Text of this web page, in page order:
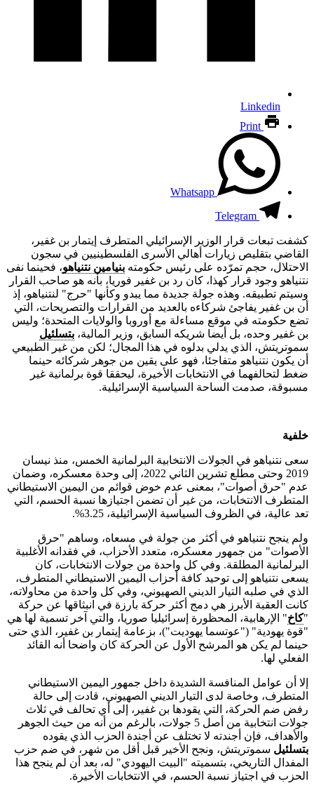
Linkedin
Print
Whatsapp
Telegram
كشفت تبعات قرار الوزير الإسرائيلي المتطرف إيتمار بن غفير،
القاضي بتقليص زيارات أهالي الأسرى الفلسطينيين في سجون
الاحتلال، حجم تمرّده على رئيس حكومته بنيامين نتنياهو، فحينما نفى
نتنياهو وجود قرار كهذا، كان رد بن غفير فوريا، بأنه هو صاحب القرار
وسيتم تطبيقه. وهذه جولة جديدة مما يبدو وكأنها "حرج" لنتنياهو، إذ
أن بن غفير يفاجئ شركاءه بالعديد من القرارات والتصريحات، التي
تضع حكومته في موقع مساءلة مع أوروبا والولايات المتحدة؛ وليس
بن غفير وحده، بل أيضا شريكه السابق، وزير المالية، بتسلئيل
سموتريتش، الذي يدلي بدلوه في هذا المجال؛ لكن من غير الطبيعي
أن يكون نتنياهو متفاجئا، فهو على يقين من جوهر شركائه حينما
ضغط لتحالفهما في الانتخابات الأخيرة، ليحققا قوة برلمانية غير
مسبوقة، صدمت الساحة السياسية الإسرائيلية.
خلفية
سعى نتنياهو في الجولات الانتخابية البرلمانية الخمس، منذ نيسان
2019 وحتى مطلع تشرين الثاني 2022، إلى وحدة معسكره، وضمان
عدم "حرق أصوات"، بمعنى عدم خوض قوائم من اليمين الاستيطاني
المتطرف الانتخابات، من غير أن تضمن اجتيازها نسبة الحسم، التي
تعد عالية، في الظروف السياسية الإسرائيلية، 3.25%.
ولم ينجح نتنياهو في أكثر من جولة في مسعاه، وساهم "حرق
الأصوات" من جمهور معسكره، متعدد الأحزاب، في فقدانه الأغلبية
البرلمانية المطلقة. وفي كل واحدة من جولات الانتخابات، كان
يسعى نتنياهو إلى توحيد كافة أحزاب اليمين الاستيطاني المتطرف،
الذي في صلبه التيار الديني الصهيوني، وفي كل واحدة من محاولاته،
كانت العقبة الأبرز هي دمج أكثر حركة بارزة في انبثاقها عن حركة
"كاخ" الإرهابية، المحظورة إسرائيليا صوريا، والتي آخر تسمية لها هي
"قوة يهودية" ("عوتسما يهوديت")، بزعامة إيتمار بن غفير، الذي حتى
حينما لم يكن هو المرشح الأول عن الحركة كان واضحا أنه القائد
الفعلي لها.
إلا أن عوامل المنافسة الشديدة داخل جمهور اليمين الاستيطاني
المتطرف، وخاصة لدى التيار الديني الصهيوني، قادت إلى حالة
رفض ضم الحركة، التي يقودها بن غفير، إلى أي تحالف في ثلاث
جولات انتخابية من أصل 5 جولات، بالرغم من أنه من حيث الجوهر
والأهداف، فإن أجندته لا تختلف عن أجندة الحزب الذي يقوده
بتسلئيل سموتريتش، ونجح الأخير قبل أقل من شهر، في ضم حزب
المفدال التاريخي، بتسميته "البيت اليهودي" له، بعد أن لم ينجح هذا
الحزب في اجتياز نسبة الحسم، في الانتخابات الأخيرة.